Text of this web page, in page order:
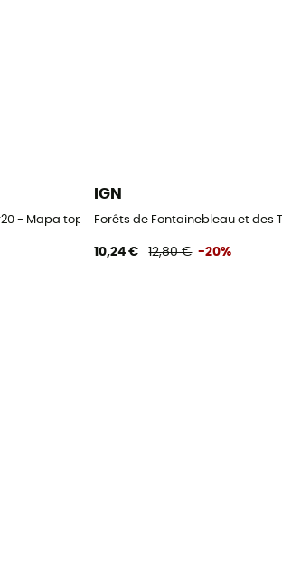
- Mapa topográfico
IGN
Forêts de Fontainebleau et des
10,24 € 12,80 € -20%